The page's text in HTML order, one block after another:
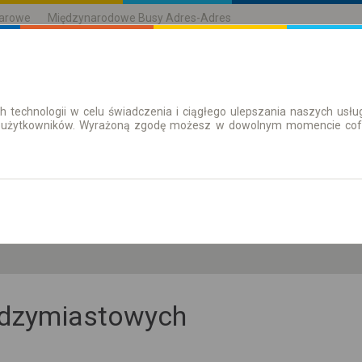
Międzynarodowe Busy Adres-Adres
| Bilety Bilety okresowe
technologii w celu świadczenia i ciągłego ulepszania naszych
Wyrażoną zgodę możesz w dowolnym momencie